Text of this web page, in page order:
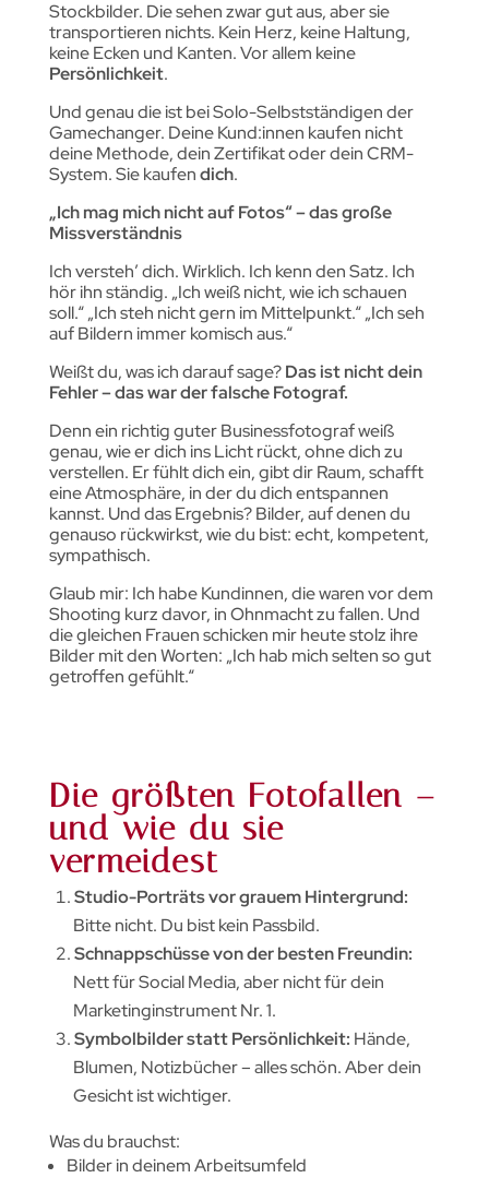
Stockbilder. Die sehen zwar gut aus, aber sie
transportieren nichts. Kein Herz, keine Haltung,
keine Ecken und Kanten. Vor allem keine
Persönlichkeit.
Und genau die ist bei Solo-Selbstständigen der
Gamechanger. Deine Kund:innen kaufen nicht
deine Methode, dein Zertifikat oder dein CRM-
System. Sie kaufendich.
„Ich mag mich nicht auf Fotos“ – das große
Missverständnis
Ich versteh’ dich. Wirklich. Ich kenn den Satz. Ich
hör ihn ständig. „Ich weiß nicht, wie ich schauen
soll.“ „Ich steh nicht gern im Mittelpunkt.“ „Ich seh
auf Bildern immer komisch aus.“
Weißt du, was ich darauf sage?Das ist nicht dein
Fehler – das war der falsche Fotograf.
Denn ein richtig guter Businessfotograf weiß
genau, wie er dich ins Licht rückt, ohne dich zu
verstellen. Er fühlt dich ein, gibt dir Raum, schafft
eine Atmosphäre, in der du dich entspannen
kannst. Und das Ergebnis? Bilder, auf denen du
genauso rückwirkst, wie du bist: echt, kompetent,
sympathisch.
Glaub mir: Ich habe Kundinnen, die waren vor dem
Shooting kurz davor, in Ohnmacht zu fallen. Und
die gleichen Frauen schicken mir heute stolz ihre
Bilder mit den Worten: „Ich hab mich selten so gut
getroffen gefühlt.“
Die größten Fotofallen –
und wie du sie
vermeidest
Studio-Porträts vor grauem Hintergrund:
Bitte nicht. Du bist kein Passbild.
Schnappschüsse von der besten Freundin:
Nett für Social Media, aber nicht für dein
Marketinginstrument Nr. 1.
Symbolbilder statt Persönlichkeit: Hände,
Blumen, Notizbücher – alles schön. Aber dein
Gesicht ist wichtiger.
Was du brauchst:
Bilder in deinem Arbeitsumfeld